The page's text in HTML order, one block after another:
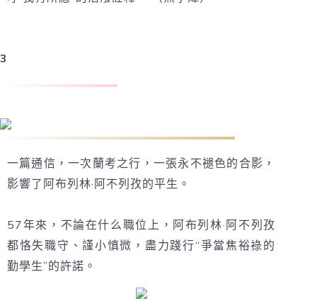
3
一篇通信，一次蘭考之行，一張永不褪色的合影，
影響了阿布列林·阿不列孜的平生。
57年來，不論在什么職位上，阿布列林·阿不列孜
都恪失職守、謹小慎微，盡力踐行“爭當焦裕祿的
勤學生”的許諾。